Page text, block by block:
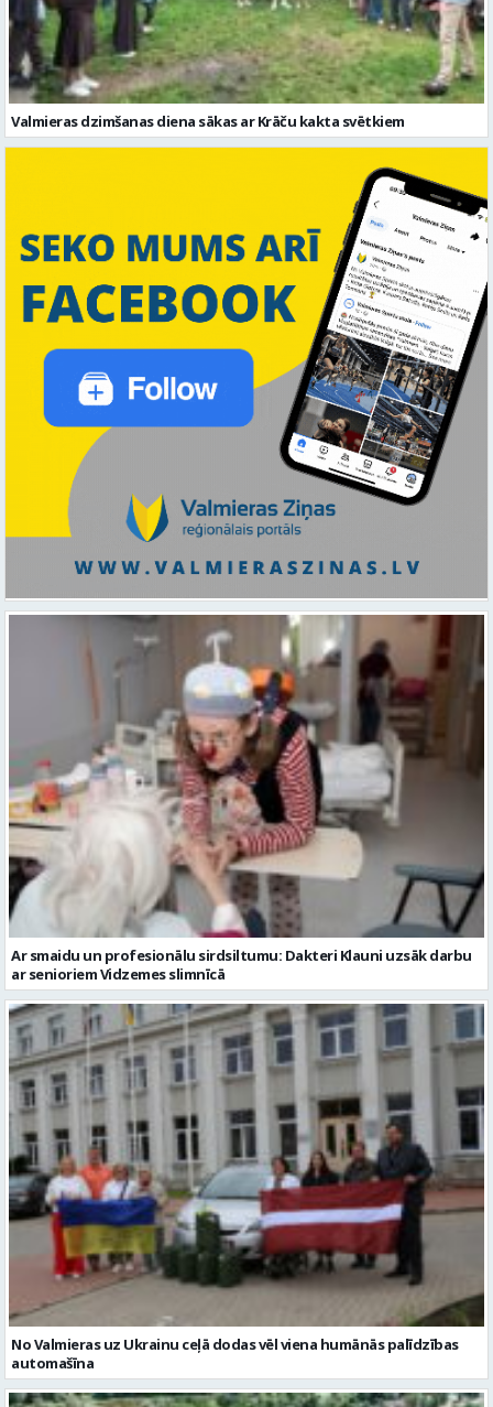
Ar smaidu un profesionālu sirdsiltumu: Dakteri Klauni uzsāk darbu
ar senioriem Vidzemes slimnīcā
No Valmieras uz Ukrainu ceļā dodas vēl viena humānās palīdzības
automašīna